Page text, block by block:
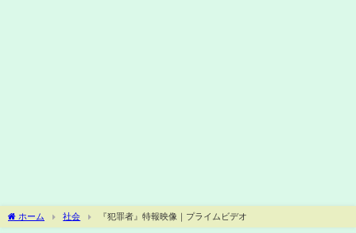
ホーム 社会 『犯罪者』特報映像｜プライムビデオ